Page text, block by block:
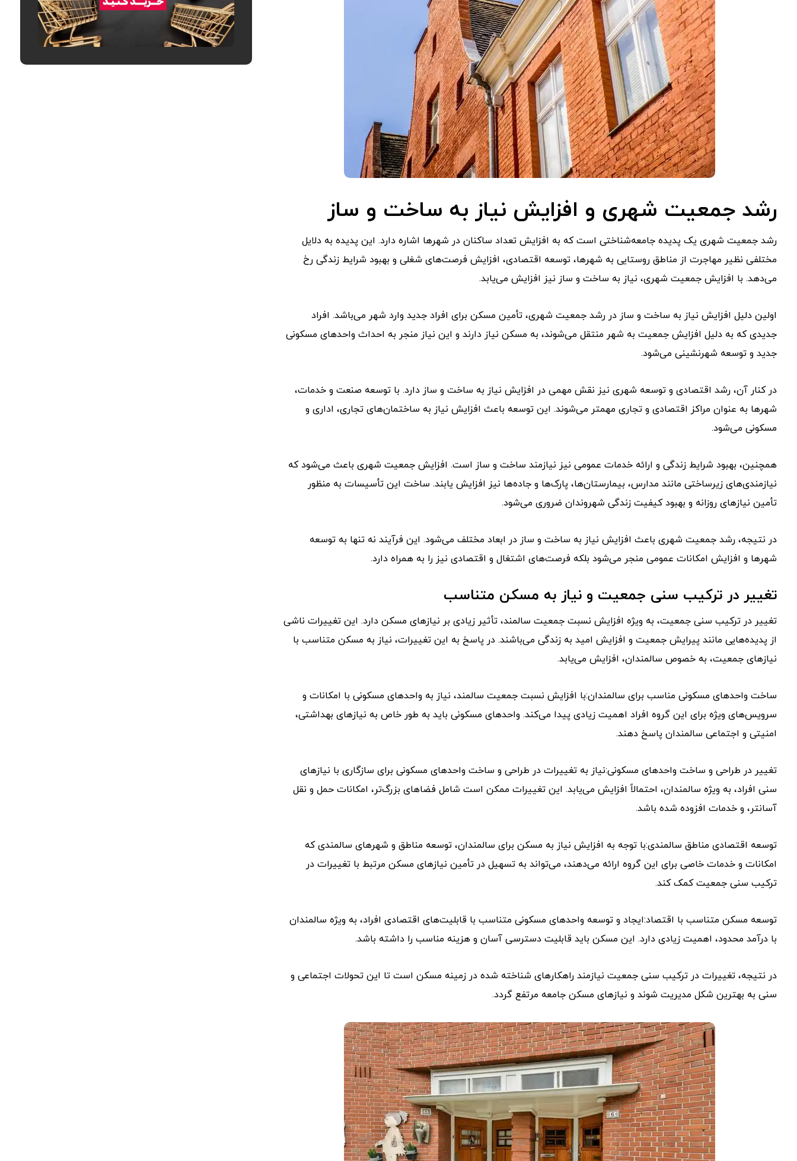
رشد جمعیت شهری و افزایش نیاز به ساخت و ساز
رشد جمعیت شهری یک پدیده جامعه‌شناختی است که به افزایش تعداد ساکنان در شهرها اشاره دارد. این پدیده به دلایل
مختلفی نظیر مهاجرت از مناطق روستایی به شهرها، توسعه اقتصادی، افزایش فرصت‌های شغلی و بهبود شرایط زندگی رخ
می‌دهد. با افزایش جمعیت شهری، نیاز به ساخت و ساز نیز افزایش می‌یابد.
اولین دلیل افزایش نیاز به ساخت و ساز در رشد جمعیت شهری، تأمین مسکن برای افراد جدید وارد شهر می‌باشد. افراد
جدیدی که به دلیل افزایش جمعیت به شهر منتقل می‌شوند، به مسکن نیاز دارند و این نیاز منجر به احداث واحدهای مسکونی
جدید و توسعه شهرنشینی می‌شود.
در کنار آن، رشد اقتصادی و توسعه شهری نیز نقش مهمی در افزایش نیاز به ساخت و ساز دارد. با توسعه صنعت و خدمات،
شهرها به عنوان مراکز اقتصادی و تجاری مهمتر می‌شوند. این توسعه باعث افزایش نیاز به ساختمان‌های تجاری، اداری و
مسکونی می‌شود.
همچنین، بهبود شرایط زندگی و ارائه خدمات عمومی نیز نیازمند ساخت و ساز است. افزایش جمعیت شهری باعث می‌شود که
نیازمندی‌های زیرساختی مانند مدارس، بیمارستان‌ها، پارک‌ها و جاده‌ها نیز افزایش یابند. ساخت این تأسیسات به منظور
تأمین نیازهای روزانه و بهبود کیفیت زندگی شهروندان ضروری می‌شود.
در نتیجه، رشد جمعیت شهری باعث افزایش نیاز به ساخت و ساز در ابعاد مختلف می‌شود. این فرآیند نه تنها به توسعه
شهرها و افزایش امکانات عمومی منجر می‌شود بلکه فرصت‌های اشتغال و اقتصادی نیز را به همراه دارد.
تغییر در ترکیب سنی جمعیت و نیاز به مسکن متناسب
تغییر در ترکیب سنی جمعیت، به ویژه افزایش نسبت جمعیت سالمند، تأثیر زیادی بر نیازهای مسکن دارد. این تغییرات ناشی
از پدیده‌هایی مانند پیرایش جمعیت و افزایش امید به زندگی می‌باشند. در پاسخ به این تغییرات، نیاز به مسکن متناسب با
نیازهای جمعیت، به خصوص سالمندان، افزایش می‌یابد.
ساخت واحدهای مسکونی مناسب برای سالمندان:با افزایش نسبت جمعیت سالمند، نیاز به واحدهای مسکونی با امکانات و
سرویس‌های ویژه برای این گروه افراد اهمیت زیادی پیدا می‌کند. واحدهای مسکونی باید به طور خاص به نیازهای بهداشتی،
امنیتی و اجتماعی سالمندان پاسخ دهند.
تغییر در طراحی و ساخت واحدهای مسکونی:نیاز به تغییرات در طراحی و ساخت واحدهای مسکونی برای سازگاری با نیازهای
سنی افراد، به ویژه سالمندان، احتمالاً افزایش می‌یابد. این تغییرات ممکن است شامل فضاهای بزرگ‌تر، امکانات حمل و نقل
آسانتر، و خدمات افزوده شده باشد.
توسعه اقتصادی مناطق سالمندی:با توجه به افزایش نیاز به مسکن برای سالمندان، توسعه مناطق و شهرهای سالمندی که
امکانات و خدمات خاصی برای این گروه ارائه می‌دهند، می‌تواند به تسهیل در تأمین نیازهای مسکن مرتبط با تغییرات در
ترکیب سنی جمعیت کمک کند.
توسعه مسکن متناسب با اقتصاد:ایجاد و توسعه واحدهای مسکونی متناسب با قابلیت‌های اقتصادی افراد، به ویژه سالمندان
با درآمد محدود، اهمیت زیادی دارد. این مسکن باید قابلیت دسترسی آسان و هزینه مناسب را داشته باشد.
در نتیجه، تغییرات در ترکیب سنی جمعیت نیازمند راهکارهای شناخته شده در زمینه مسکن است تا این تحولات اجتماعی و
سنی به بهترین شکل مدیریت شوند و نیازهای مسکن جامعه مرتفع گردد.